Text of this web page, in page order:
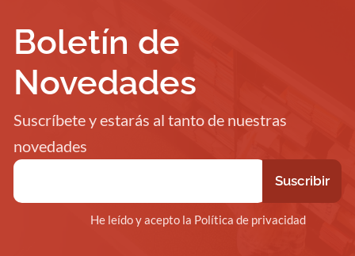
Boletín de
Novedades
Suscríbete y estarás al tanto de nuestras
novedades
He leído y acepto la Política de privacidad